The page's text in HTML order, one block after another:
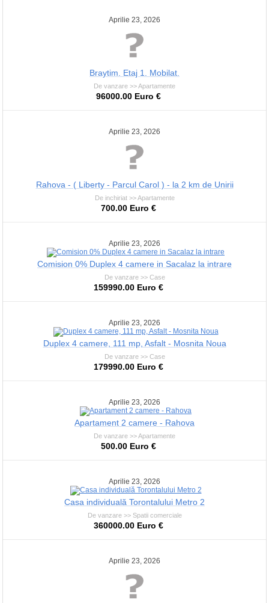
Aprilie 23, 2026
Braytim. Etaj 1. Mobilat.
De vanzare >> Apartamente
96000.00 Euro €
Aprilie 23, 2026
Rahova - ( Liberty - Parcul Carol ) - la 2 km de Unirii
De inchiriat >> Apartamente
700.00 Euro €
Aprilie 23, 2026
Comision 0% Duplex 4 camere in Sacalaz la intrare
De vanzare >> Case
159990.00 Euro €
Aprilie 23, 2026
Duplex 4 camere, 111 mp, Asfalt - Mosnita Noua
De vanzare >> Case
179990.00 Euro €
Aprilie 23, 2026
Apartament 2 camere - Rahova
De vanzare >> Apartamente
500.00 Euro €
Aprilie 23, 2026
Casa individuală Torontalului Metro 2
De vanzare >> Spatii comerciale
360000.00 Euro €
Aprilie 23, 2026